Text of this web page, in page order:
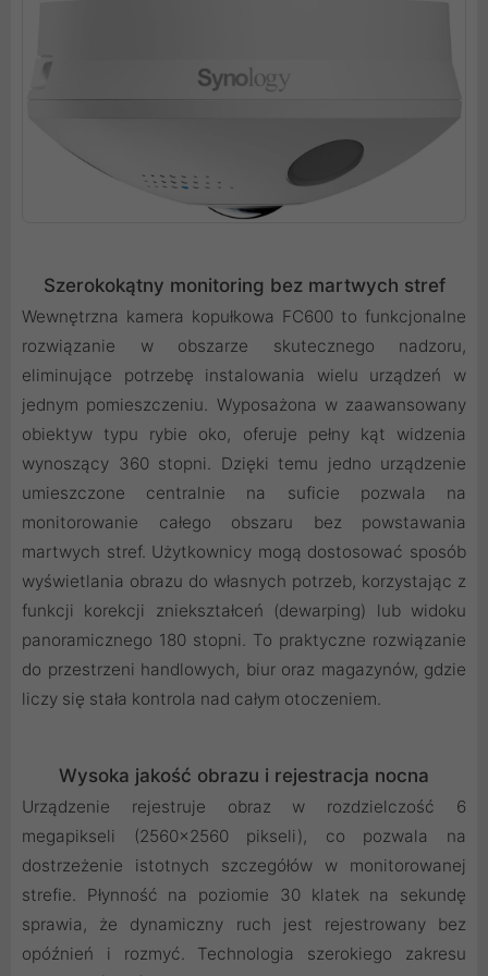
Szerokokątny monitoring bez martwych stref
Wewnętrzna kamera kopułkowa FC600 to funkcjonalne
rozwiązanie w obszarze skutecznego nadzoru,
eliminujące potrzebę instalowania wielu urządzeń w
jednym pomieszczeniu. Wyposażona w zaawansowany
obiektyw typu rybie oko, oferuje pełny kąt widzenia
wynoszący 360 stopni. Dzięki temu jedno urządzenie
umieszczone centralnie na suficie pozwala na
monitorowanie całego obszaru bez powstawania
martwych stref. Użytkownicy mogą dostosować sposób
wyświetlania obrazu do własnych potrzeb, korzystając z
funkcji korekcji zniekształceń (dewarping) lub widoku
panoramicznego 180 stopni. To praktyczne rozwiązanie
do przestrzeni handlowych, biur oraz magazynów, gdzie
liczy się stała kontrola nad całym otoczeniem.
Wysoka jakość obrazu i rejestracja nocna
Urządzenie rejestruje obraz w rozdzielczość 6
megapikseli (2560x2560 pikseli), co pozwala na
dostrzeżenie istotnych szczegółów w monitorowanej
strefie. Płynność na poziomie 30 klatek na sekundę
sprawia, że dynamiczny ruch jest rejestrowany bez
opóźnień i rozmyć. Technologia szerokiego zakresu